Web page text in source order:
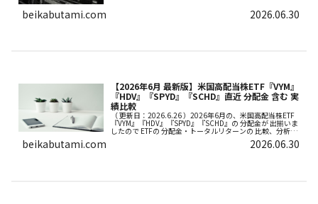
beikabutami.com 2026.06.30
【2026年6月 最新版】米国高配当株ETF『VYM』
『HDV』『SPYD』『SCHD』直近 分配金 含む 実
績比較
（ 更新日：2026.6.26 ）2026年6月の、米国高配当株ETF
『VYM』『HDV』『SPYD』『SCHD』の 分配金が 出揃いま
したので ETFの 分配金・トータルリターンの 比較、分析を
beikabutami.com 2026.06.30